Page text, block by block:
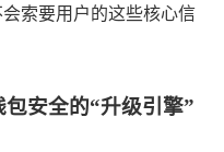
会索要用户的这些核心信
包安全的“升级引擎”